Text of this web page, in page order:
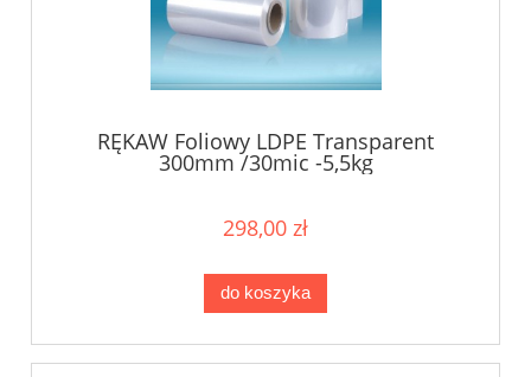
RĘKAW Foliowy LDPE Transparent
300mm /30mic -5,5kg
298,00 zł
do koszyka